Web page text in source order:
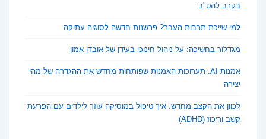
בקרב להט"ב
למי שייכת תרבות העבר? פרשנות חדשה לסוגיה עתיקה
מגדלור בחשיכה: על ניהול חינוכי בעידן של אובדן אמון
אמנות AI: תערוכות האמנות שפותחות מחדש את ההגדרה של מהי
יצירה
לכוון את הקצב מחדש: איך טיפול במוסיקה עוזר לילדים עם הפרעת
קשב וריכוז (ADHD)